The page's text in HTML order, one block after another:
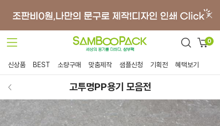
0
신상품 BEST 소량구매 맞춤제작 샘플신청 기획전 혜택보기
고투명PP용기 모음전